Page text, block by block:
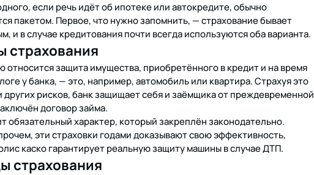
если речь идёт об ипотеке или автокредите, обычно
пакетом. Первое, что нужно запомнить, — страхование бывает
и в случае кредитования почти всегда используются оба варианта.
страхования
относится защита имущества, приобретённого в кредит и на время
у банка, — это, например, автомобиль или квартира. Страхуя это
других рисков, банк защищает себя и заёмщика от преждевременной
договор займа.
обязательный характер, который закреплён законодательно.
эти страховки годами доказывают свою эффективность,
каско гарантирует реальную защиту машины в случае ДТП.
страхования